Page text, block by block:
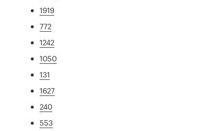
1919
772
1242
1050
131
1627
240
553